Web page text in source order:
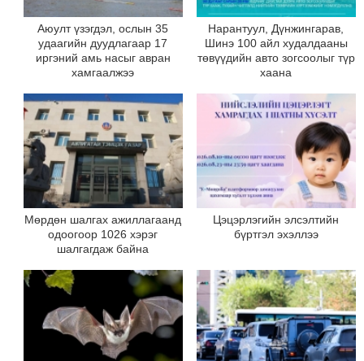
Аюулт үзэгдэл, ослын 35
удаагийн дуудлагаар 17
иргэний амь насыг авран
хамгаалжээ
Нарантуул, Дүнжингарав,
Шинэ 100 айл худалдааны
төвүүдийн авто зогсоолыг түр
хаана
Мөрдөн шалгах ажиллагаанд
одоогоор 1026 хэрэг
шалгагдаж байна
Цэцэрлэгийн элсэлтийн
бүртгэл эхэллээ